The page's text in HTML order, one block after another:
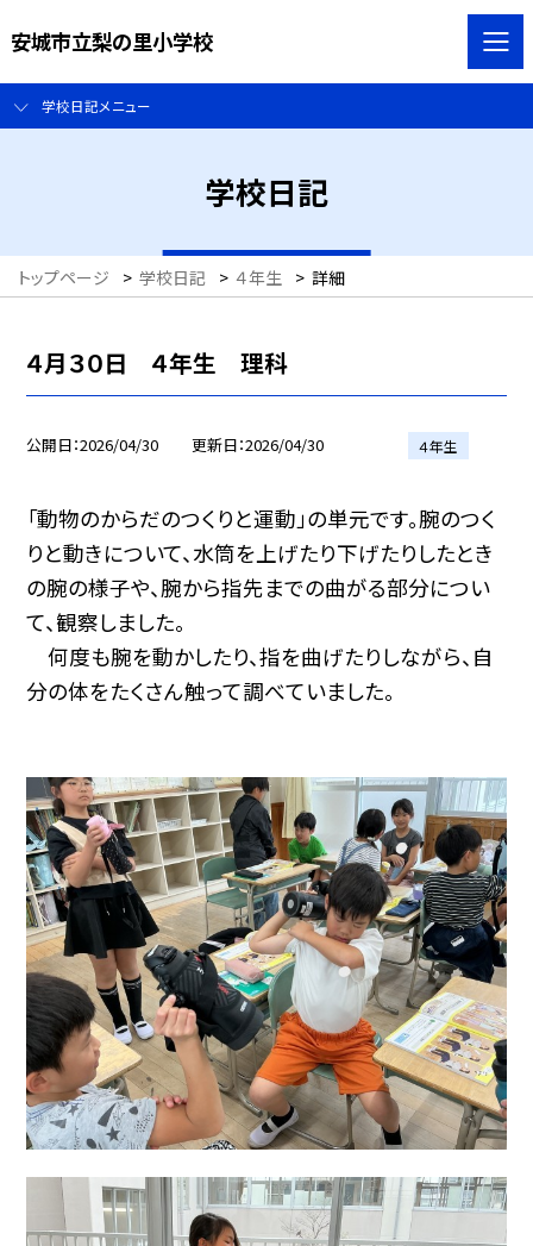
安城市立梨の里小学校
学校日記メニュー
学校日記
トップページ > 学校日記 > ４年生 > 詳細
４月３０日 ４年生 理科
公開日 2026/04/30 更新日 2026/04/30 ４年生
「動物のからだのつくりと運動」の単元です。腕のつく
りと動きについて、水筒を上げたり下げたりしたとき
の腕の様子や、腕から指先までの曲がる部分につい
て、観察しました。
何度も腕を動かしたり、指を曲げたりしながら、自
分の体をたくさん触って調べていました。